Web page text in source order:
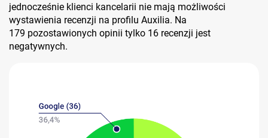
jednocześnie klienci kancelarii nie mają możliwości
wystawienia recenzji na profilu Auxilia. Na
179 pozostawionych opinii tylko 16 recenzji jest
negatywnych.